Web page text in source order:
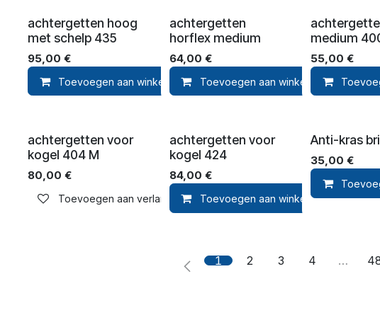
achtergetten hoog
met schelp 435
95,00 €
Toevoegen aan winkelmandje Toevoegen aan verlanglijst
achtergetten
horflex medium
64,00 €
Toevoegen aan winkelmandje
medium
55,00 €
achtergetten voor
kogel 404 M
80,00 €
Toevoegen aan verlanglijst
achtergetten voor
kogel 424
84,00 €
Toevoegen aan winkelmandje
Anti-kras
35,00 €
1 2 3 4 …